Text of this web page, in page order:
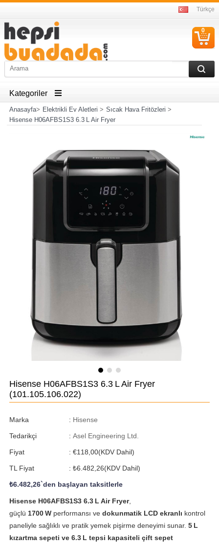
Türkçe
0
Kategoriler
Anasayfa> Elektrikli Ev Aletleri > Sıcak Hava Fritözleri >
Hisense H06AFBS1S3 6.3 L Air Fryer
Hisense H06AFBS1S3 6.3 L Air Fryer
(101.105.106.022)
Marka : Hisense
Tedarikçi : Asel Engineering Ltd.
Fiyat : €118,00(KDV Dahil)
TL Fiyat : ₺6.482,26(KDV Dahil)
₺6.482,26`den başlayan taksitlerle
Hisense H06AFBS1S3 6.3 L Air Fryer,
güçlü 1700 Wperformansı ve dokunmatik LCD ekranlı kontrol
paneliyle sağlıklı ve pratik yemek pişirme deneyimi sunar. 5 L
kızartma sepeti ve 6.3 L tepsi kapasiteli çift sepet